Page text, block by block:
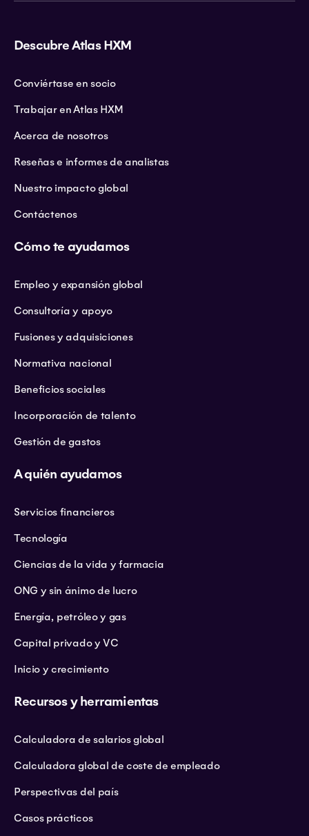
Descubre Atlas HXM
Conviértase en socio
Trabajar en Atlas HXM
Acerca de nosotros
Reseñas e informes de analistas
Nuestro impacto global
Contáctenos
Cómo te ayudamos
Empleo y expansión global
Consultoría y apoyo
Fusiones y adquisiciones
Normativa nacional
Beneficios sociales
Incorporación de talento
Gestión de gastos
A quién ayudamos
Servicios financieros
Tecnología
Ciencias de la vida y farmacia
ONG y sin ánimo de lucro
Energía, petróleo y gas
Capital privado y VC
Inicio y crecimiento
Recursos y herramientas
Calculadora de salarios global
Calculadora global de coste de empleado
Perspectivas del país
Casos prácticos